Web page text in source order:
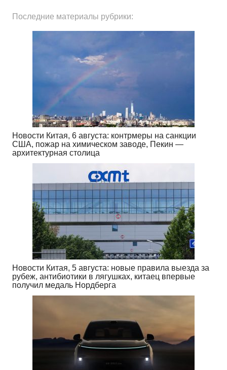
Последние материалы рубрики:
Новости Китая, 6 августа: контрмеры на санкции
США, пожар на химическом заводе, Пекин —
архитектурная столица
Новости Китая, 5 августа: новые правила выезда за
рубеж, антибиотики в лягушках, китаец впервые
получил медаль Нордберга